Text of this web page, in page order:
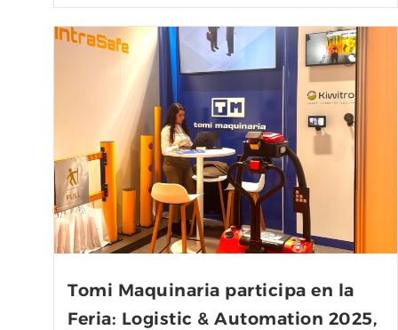
Tomi Maquinaria participa en la
Feria: Logistic & Automation 2025,